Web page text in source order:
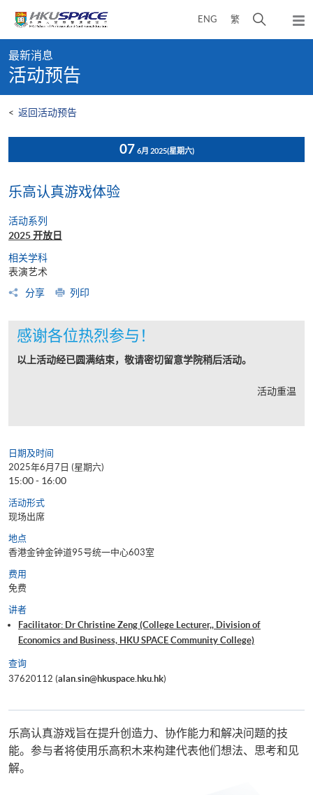
content
ENG 繁
开
弹
出
content
start
最新消息
活动预告
< 返回活动预告
07 6月 2025(星期六)
乐高认真游戏体验
活动系列
2025 开放日
相关学科
表演艺术
分享
列印
感谢各位热烈参与！
以上活动经已圆满结束，敬请密切留意学院稍后活动。
活动重温
日期及时间
2025年6月7日 (星期六)
15:00 - 16:00
活动形式
现场出席
地点
香港金钟金钟道95号统一中心603室
费用
免费
讲者
Facilitator: Dr Christine Zeng (College Lecturer,, Division of
Economics and Business, HKU SPACE Community College)
查询
37620112 (alan.sin@hkuspace.hku.hk)
乐高认真游戏旨在提升创造力、协作能力和解决问题的技
能。参与者将使用乐高积木来构建代表他们想法、思考和见
解。